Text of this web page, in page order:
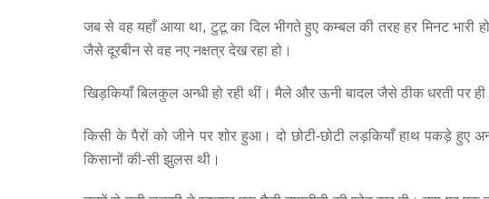
जब से वह यहाँ आया था, टुटू का दिल भीगते हुए कम्बल की तरह हर मिनट भारी
जैसे दूरबीन से वह नए नक्षत्र देख रहा हो।
खिड़कियाँ बिलकुल अन्धी हो रही थीं। मैले और ऊनी बादल जैसे ठीक धरती पर
किसी के पैरों को जीने पर शोर हुआ। दो छोटी-छोटी लड़कियाँ हाथ पकड़े
किसानों की-सी झुलस थी।